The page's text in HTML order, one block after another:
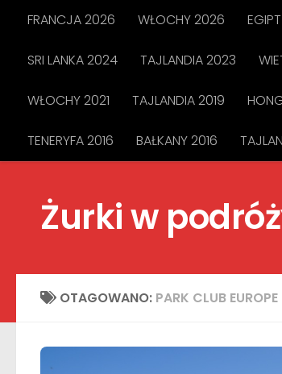
Przejdź do treści
FRANCJA 2026 WŁOCHY 2026
SRI LANKA 2024 TAJLANDIA 2023
WŁOCHY 2021 TAJLANDIA 2019
TENERYFA 2016 BAŁKANY 2016
Żurki w
OTAGOWANO: PARK CLUB EUROPE